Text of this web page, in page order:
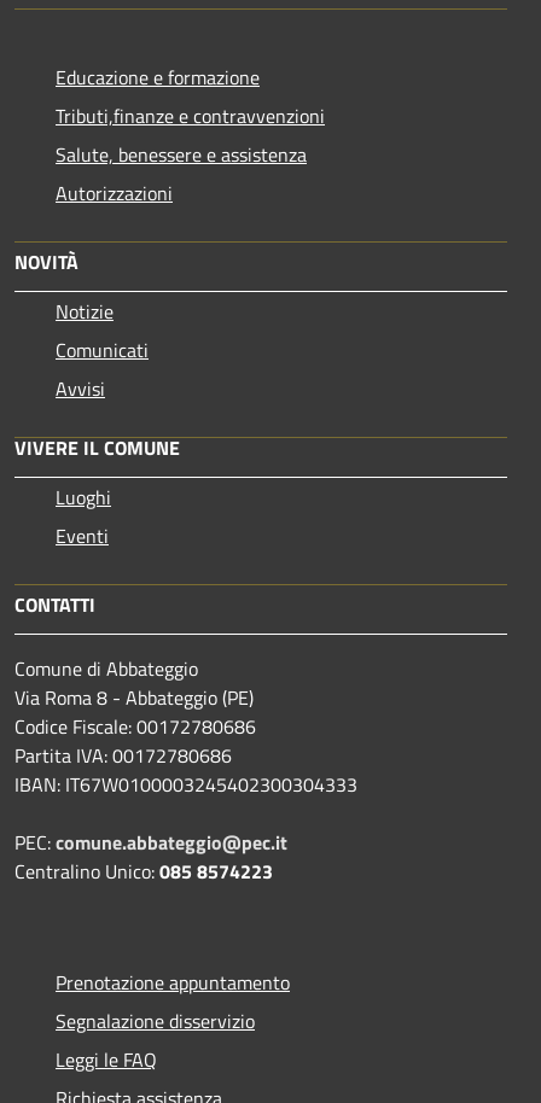
Educazione e formazione
Tributi,finanze e contravvenzioni
Salute, benessere e assistenza
Autorizzazioni
NOVITÀ
Notizie
Comunicati
Avvisi
VIVERE IL COMUNE
Luoghi
Eventi
CONTATTI
Comune di Abbateggio
Via Roma 8 - Abbateggio (PE)
Codice Fiscale: 00172780686
Partita IVA: 00172780686
IBAN: IT67W0100003245402300304333
PEC:comune.abbateggio@pec.it
Centralino Unico:085 8574223
Prenotazione appuntamento
Segnalazione disservizio
Leggi le FAQ